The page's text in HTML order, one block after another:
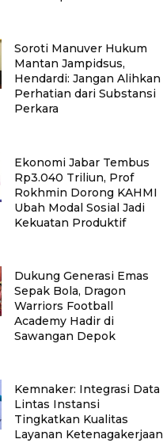
Soroti Manuver Hukum
Mantan Jampidsus,
Hendardi: Jangan Alihkan
Perhatian dari Substansi
Perkara
Ekonomi Jabar Tembus
Rp3.040 Triliun, Prof
Rokhmin Dorong KAHMI
Ubah Modal Sosial Jadi
Kekuatan Produktif
Dukung Generasi Emas
Sepak Bola, Dragon
Warriors Football
Academy Hadir di
Sawangan Depok
Kemnaker: Integrasi Data
Lintas Instansi
Tingkatkan Kualitas
Layanan Ketenagakerjaan